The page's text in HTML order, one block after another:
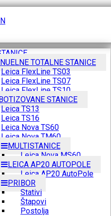
TOTALNE STANICE
Leica FlexLine TS03
Leica FlexLine TS07
Leica FlexLine TS10
STANICE
Leica TS13
Leica TS16
Leica Nova TS60
Leica Nova TM60
MULTISTANICE
Leica Nova MS60
LEICA AP20 AUTOPOLE
Leica AP20 AutoPole
PRIBOR
Stativi
Štapovi
Postolja